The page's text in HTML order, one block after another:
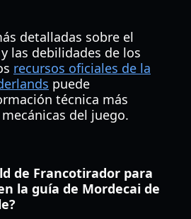
detalladas sobre el
las debilidades de los
recursos oficiales de la
puede
técnica más
del juego.
de Francotirador para
la guía de Mordecai de